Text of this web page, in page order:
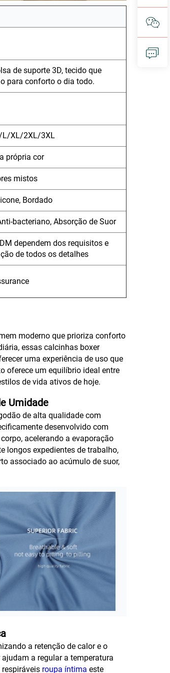
de suporte 3D, tecido que
para conforto o dia todo.
L/XL/2XL/3XL
própria cor
mistos
Bordado
bacteriano, Absorção de Suor
dependem dos requisitos e
de todos os detalhes
moderno que prioriza conforto
essas calcinhas boxer
uma experiência de uso que
oferece um equilíbrio ideal entre
de vida ativos de hoje.
Umidade
de alta qualidade com
desenvolvido com
acelerando a evaporação
longos expedientes de trabalho,
associado ao acúmulo de suor,
a retenção de calor e o
a regular a temperatura
roupa íntima este